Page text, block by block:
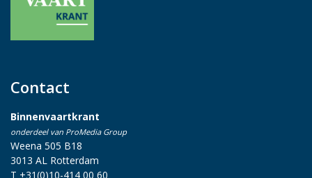
Contact
Binnenvaartkrant
onderdeel van ProMedia Group
Weena 505 B18
3013 AL Rotterdam
T +31(0)10-414 00 60